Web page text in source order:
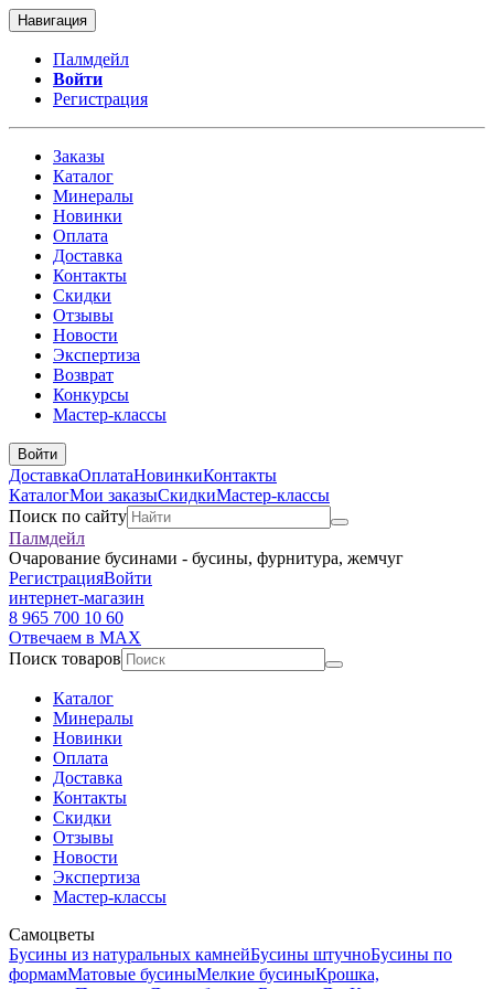
Навигация
Палмдейл
Войти
Регистрация
Заказы
Каталог
Минералы
Новинки
Оплата
Доставка
Контакты
Скидки
Отзывы
Новости
Экспертиза
Возврат
Конкурсы
Мастер-классы
Войти
ДоставкаОплатаНовинкиКонтакты
КаталогМои заказыСкидкиМастер-классы
Поиск по сайту
Палмдейл
Очарование бусинами - бусины, фурнитура, жемчуг
РегистрацияВойти
интернет-магазин
8 965 700 10 60
Отвечаем в MAX
Поиск товаров
Каталог
Минералы
Новинки
Оплата
Доставка
Контакты
Скидки
Отзывы
Новости
Экспертиза
Мастер-классы
Самоцветы
Бусины из натуральных камнейБусины штучноБусины по
формамМатовые бусиныМелкие бусиныКрошка,